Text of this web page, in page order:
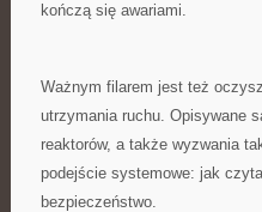
kończą się awariami.
Ważnym filarem jest też
utrzymania ruchu. Opisywane
reaktorów, a także wyzwania
podejście systemowe: jak
bezpieczeństwo.